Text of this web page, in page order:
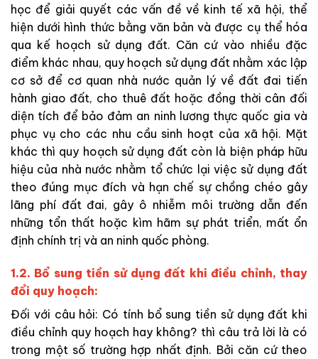
học để giải quyết các vấn đề về kinh tế xã hội, thể
hiện dưới hình thức bằng văn bản và được cụ thể hóa
qua kế hoạch sử dụng đất. Căn cứ vào nhiều đặc
điểm khác nhau, quy hoạch sử dụng đất nhằm xác lập
cơ sở để cơ quan nhà nước quản lý về đất đai tiến
hành giao đất, cho thuê đất hoặc đồng thời cân đối
diện tích để bảo đảm an ninh lương thực quốc gia và
phục vụ cho các nhu cầu sinh hoạt của xã hội. Mặt
khác thì quy hoạch sử dụng đất còn là biện pháp hữu
hiệu của nhà nước nhằm tổ chức lại việc sử dụng đất
theo đúng mục đích và hạn chế sự chồng chéo gây
lãng phí đất đai, gây ô nhiễm môi trường dẫn đến
những tổn thất hoặc kìm hãm sự phát triển, mất ổn
định chính trị và an ninh quốc phòng.
1.2. Bổ sung tiền sử dụng đất khi điều chỉnh, thay
đổi quy hoạch:
Đối với câu hỏi: Có tính bổ sung tiền sử dụng đất khi
điều chỉnh quy hoạch hay không? thì câu trả lời là có
trong một số trường hợp nhất định. Bởi căn cứ theo